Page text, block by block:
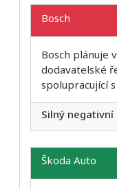
Bosch
Bosch plánuje
dodavatelské
spolupracující
Silný negativní
Škoda Auto